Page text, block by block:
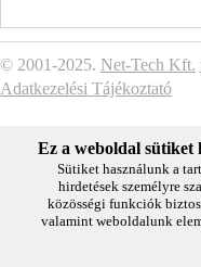
© 2001-2025. Net-Tech Kft.
Adatkezelési Tájékoztató
Ez a weboldal sütiket
Sütiket használunk a
hirdetések személyre
közösségi funkciók
valamint weboldalunk